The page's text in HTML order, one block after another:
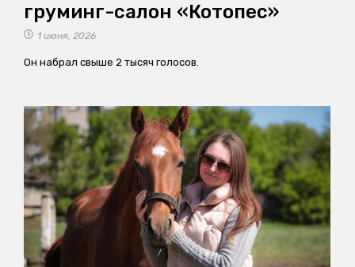
груминг-салон «Котопес»
1 июня, 2026
Он набрал свыше 2 тысяч голосов.